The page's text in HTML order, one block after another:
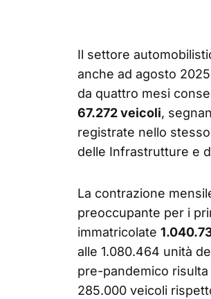
Il settore
anche ad agosto
da quattro mesi
67.272 veicoli,
registrate nello
delle Infrastrutture e
La contrazione
preoccupante per i
immatricolate
alle 1.080.464 unità
pre-pandemico
285.000 veicoli